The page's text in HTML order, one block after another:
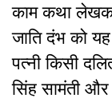
काम कथा लेखक
जाति दंभ को
पत्नी किसी
सिंह सामंती और